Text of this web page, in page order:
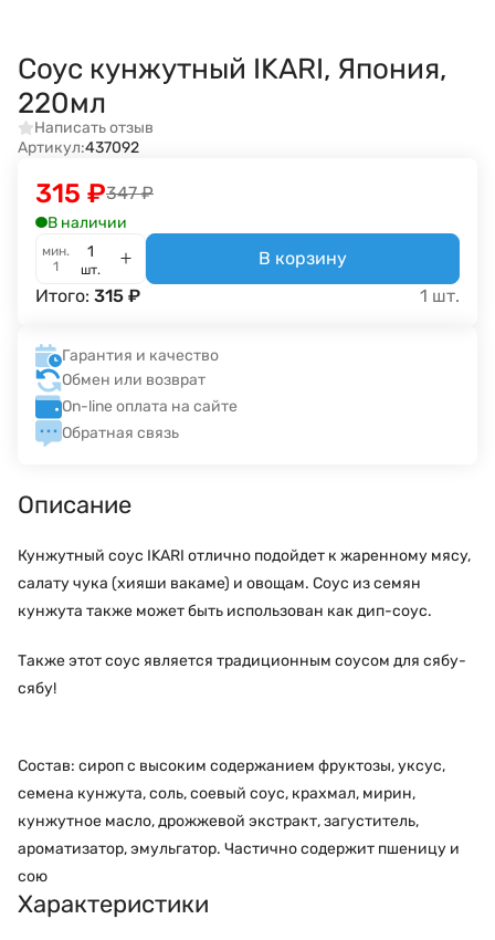
Соус кунжутный IKARI, Япония,
220мл
Написать отзыв
Артикул:437092
347 ₽
315 ₽
В наличии
мин.
1
шт.
В корзину
Итого: 315 ₽ 1 шт.
Гарантия и качество
Обмен или возврат
On-line оплата на сайте
Обратная связь
Описание
Кунжутный соус IKARI отлично подойдет к жаренному мясу,
салату чука (хияши вакаме) и овощам. Соус из семян
кунжута также может быть использован как дип-соус.
Также этот соус является традиционным соусом для сябу-
сябу!
Состав: сироп с высоким содержанием фруктозы, уксус,
семена кунжута, соль, соевый соус, крахмал, мирин,
кунжутное масло, дрожжевой экстракт, загуститель,
ароматизатор, эмульгатор. Частично содержит пшеницу и
сою
Характеристики